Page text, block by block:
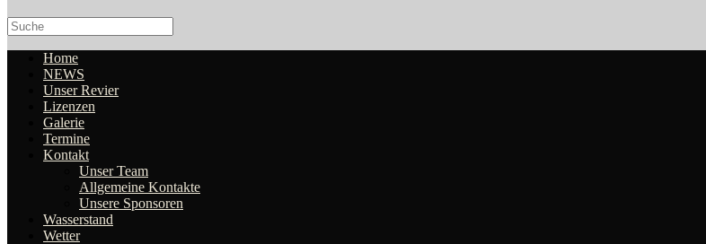
Search
this
websiteHome
NEWS
Unser Revier
Lizenzen
Galerie
Termine
Kontakt
Unser Team
Allgemeine Kontakte
Unsere Sponsoren
Wasserstand
Wetter